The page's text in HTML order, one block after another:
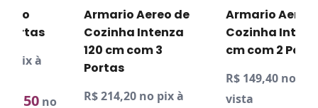
Armario Aereo de
Cozinha Intenza
120 cm com 3
Portas
R$ 214,20 no pix à
Armario Aereo de
Cozinha Intenza 80
cm com 2 Portas
R$ 149,40 no pix à
vista